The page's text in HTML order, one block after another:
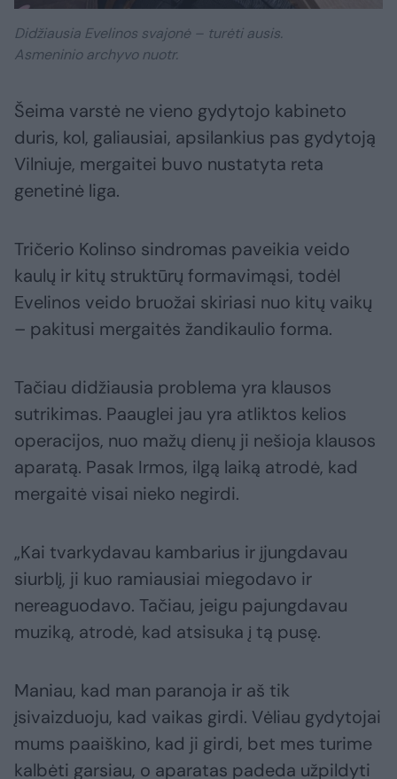
Didžiausia Evelinos svajonė – turėti ausis.
Asmeninio archyvo nuotr.
Šeima varstė ne vieno gydytojo kabineto
duris, kol, galiausiai, apsilankius pas gydytoją
Vilniuje, mergaitei buvo nustatyta reta
genetinė liga.
Tričerio Kolinso sindromas paveikia veido
kaulų ir kitų struktūrų formavimąsi, todėl
Evelinos veido bruožai skiriasi nuo kitų vaikų
– pakitusi mergaitės žandikaulio forma.
Tačiau didžiausia problema yra klausos
sutrikimas. Paauglei jau yra atliktos kelios
operacijos, nuo mažų dienų ji nešioja klausos
aparatą. Pasak Irmos, ilgą laiką atrodė, kad
mergaitė visai nieko negirdi.
„Kai tvarkydavau kambarius ir įjungdavau
siurblį, ji kuo ramiausiai miegodavo ir
nereaguodavo. Tačiau, jeigu pajungdavau
muziką, atrodė, kad atsisuka į tą pusę.
Maniau, kad man paranoja ir aš tik
įsivaizduoju, kad vaikas girdi. Vėliau gydytojai
mums paaiškino, kad ji girdi, bet mes turime
kalbėti garsiau, o aparatas padeda užpildyti